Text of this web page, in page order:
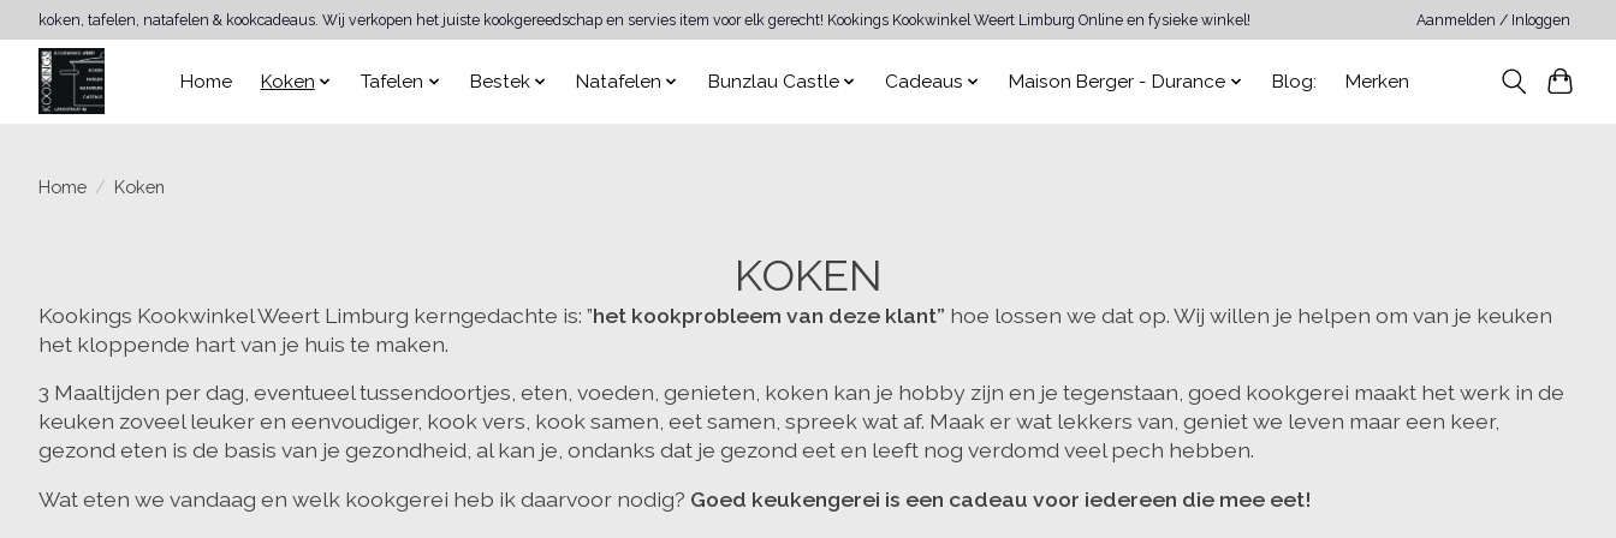
koken, tafelen, natafelen & kookcadeaus. Wij verkopen het juiste kookgereedschap en servies item voor elk gerecht! Kookings Kookwinkel Weert Limburg Online en fysieke winkel! Aanmelden / Inloggen
Home Koken Tafelen Bestek Natafelen Bunzlau Castle Cadeaus Maison Berger - Durance Blog: Merken
Home / Koken
KOKEN
Kookings Kookwinkel Weert Limburg kerngedachte is: ”het kookprobleem van deze klant” hoe lossen we dat op. Wij willen je helpen om van je keuken
het kloppende hart van je huis te maken.
3 Maaltijden per dag, eventueel tussendoortjes, eten, voeden, genieten, koken kan je hobby zijn en je tegenstaan, goed kookgerei maakt het werk in de
keuken zoveel leuker en eenvoudiger, kook vers, kook samen, eet samen, spreek wat af. Maak er wat lekkers van, geniet we leven maar een keer,
gezond eten is de basis van je gezondheid, al kan je, ondanks dat je gezond eet en leeft nog verdomd veel pech hebben.
Wat eten we vandaag en welk kookgerei heb ik daarvoor nodig? Goed keukengerei is een cadeau voor iedereen die mee eet!